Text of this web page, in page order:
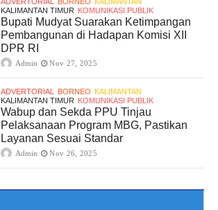
KALIMANTAN TIMUR KOMUNIKASI PUBLIK
Bupati Mudyat Suarakan Ketimpangan
Pembangunan di Hadapan Komisi XII
DPR RI
Admin Nov 27, 2025
ADVERTORIAL BORNEO KALIMANTAN
KALIMANTAN TIMUR KOMUNIKASI PUBLIK
Wabup dan Sekda PPU Tinjau
Pelaksanaan Program MBG, Pastikan
Layanan Sesuai Standar
Admin Nov 26, 2025